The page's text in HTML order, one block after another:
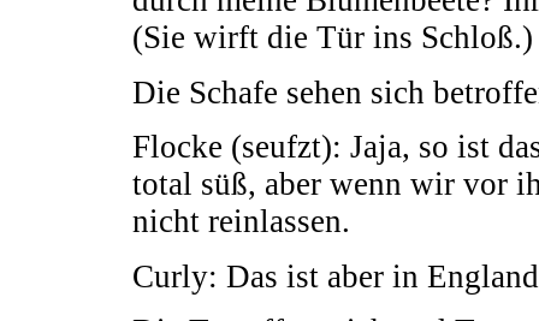
(Sie wirft die Tür ins Schloß.)
Die Schafe sehen sich
Flocke (seufzt): Jaja, so ist
total süß, aber wenn wir vor
nicht reinlassen.
Curly: Das ist aber in